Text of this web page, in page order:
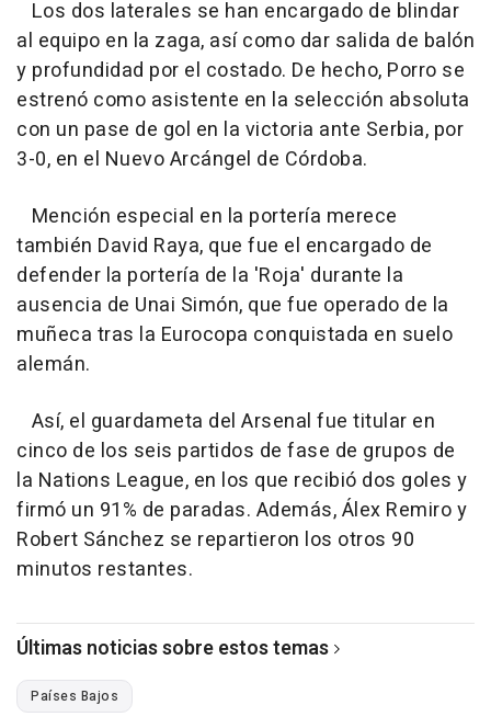
Los dos laterales se han encargado de blindar
al equipo en la zaga, así como dar salida de balón
y profundidad por el costado. De hecho, Porro se
estrenó como asistente en la selección absoluta
con un pase de gol en la victoria ante Serbia, por
3-0, en el Nuevo Arcángel de Córdoba.
Mención especial en la portería merece
también David Raya, que fue el encargado de
defender la portería de la 'Roja' durante la
ausencia de Unai Simón, que fue operado de la
muñeca tras la Eurocopa conquistada en suelo
alemán.
Así, el guardameta del Arsenal fue titular en
cinco de los seis partidos de fase de grupos de
la Nations League, en los que recibió dos goles y
firmó un 91% de paradas. Además, Álex Remiro y
Robert Sánchez se repartieron los otros 90
minutos restantes.
Últimas noticias sobre estos temas
Países Bajos